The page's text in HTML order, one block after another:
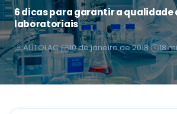
6 dicas para garantir a qualidade
laboratoriais
AUTOLAC 10 de janeiro de 2018 18